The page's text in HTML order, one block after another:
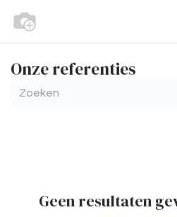
Onze referenties
Geen resultaten